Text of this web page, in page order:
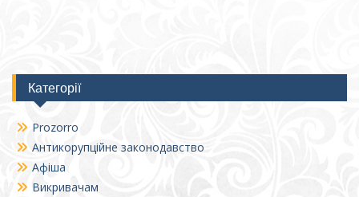
Категорії
Prozorro
Антикорупційне законодавство
Афіша
Викривачам